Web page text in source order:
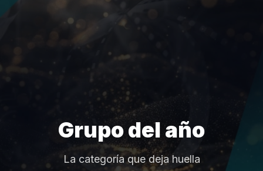
Grupo del año
La categoría que deja huella